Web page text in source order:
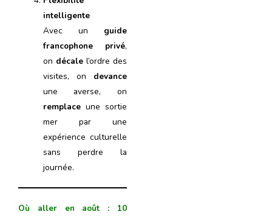
intelligente
Avec un guide
francophone privé,
on décalel’ordre des
visites, on devance
une averse, on
remplace une sortie
mer par une
expérience culturelle
sans perdre la
journée.
Où aller en août : 10